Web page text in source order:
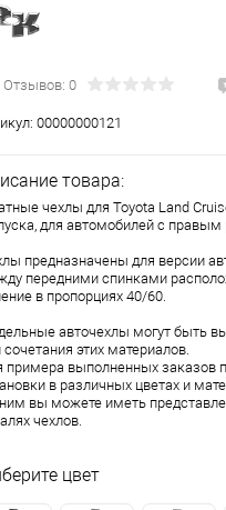
Отзывов: 0
00000000121
товара:
чехлы для Toyota Land
для автомобилей с
предназначены для версии
передними спинками
в пропорциях 40/60.
авточехлы могут быть
сочетания этих материалов.
примера выполненных заказов
в различных цветах и
вы можете иметь
чехлов.
цвет